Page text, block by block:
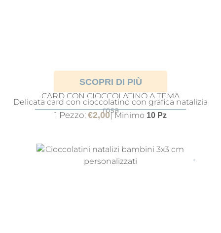
SCOPRI DI PIÙ
CARD CON CIOCCOLATINO A TEMA
SCHIACCIANOCI
Delicata card con cioccolatino con grafica natalizia
rosa
1 Pezzo: €2,00| Minimo 10 Pz